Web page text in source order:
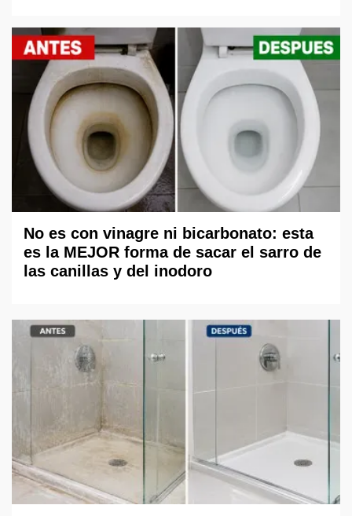
No es con vinagre ni bicarbonato: esta
es la MEJOR forma de sacar el sarro de
las canillas y del inodoro